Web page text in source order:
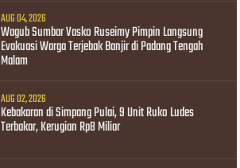
AUG 04, 2026
Wagub Sumbar Vasko Ruseimy Pimpin Langsung
Evakuasi Warga Terjebak Banjir di Padang Tengah
Malam
AUG 02, 2026
Kebakaran di Simpang Pulai, 9 Unit Ruko Ludes
Terbakar, Kerugian Rp8 Miliar